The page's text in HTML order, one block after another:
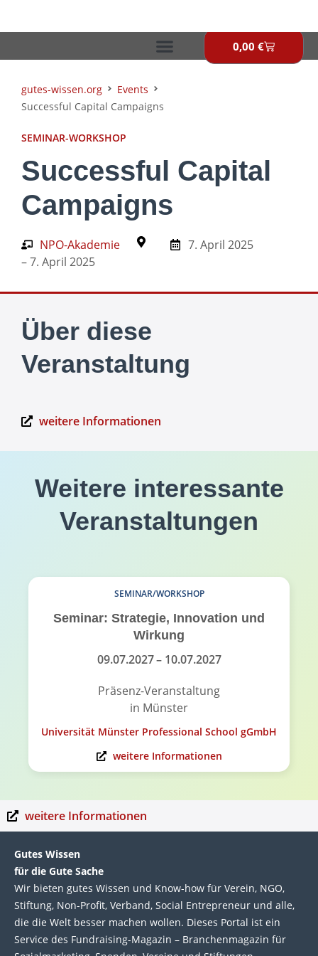
0,00 €
gutes-wissen.org
Events
Successful Capital Campaigns
SEMINAR-WORKSHOP
Successful Capital
Campaigns
NPO-Akademie
7. April 2025
– 7. April 2025
Über diese
Veranstaltung
weitere Informationen
Weitere interessante
Veranstaltungen
SEMINAR/WORKSHOP
Seminar: Strategie, Innovation und
Wirkung
09.07.2027– 10.07.2027
Präsenz-Veranstaltung
in Münster
Universität Münster Professional School gGmbH
weitere Informationen
weitere Informationen
Gutes Wissen
für die Gute Sache
Wir bie­ten gutes Wis­sen und Know-how für Ver­ein, NGO,
Stif­tung, Non-Profit, Ver­band, Social Entre­pre­neur und alle,
die die Welt bes­ser machen wol­len. Die­ses Por­tal ist ein
Service des Fund­raising-Magazin – Bran­chen­magazin für